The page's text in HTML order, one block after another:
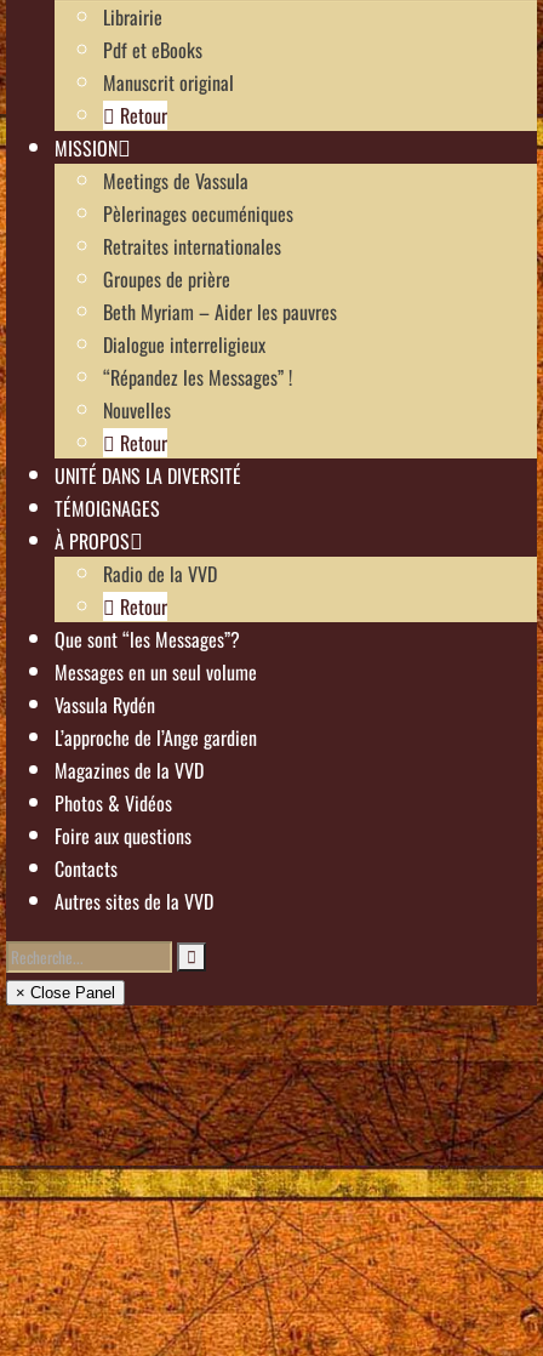
Librairie
Pdf et eBooks
Manuscrit original
Retour
MISSION
Meetings de Vassula
Pèlerinages oecuméniques
Retraites internationales
Groupes de prière
Beth Myriam – Aider les pauvres
Dialogue interreligieux
“Répandez les Messages” !
Nouvelles
Retour
UNITÉ DANS LA DIVERSITÉ
TÉMOIGNAGES
À PROPOS
Radio de la VVD
Retour
Que sont “les Messages”?
Messages en un seul volume
Vassula Rydén
L’approche de l’Ange gardien
Magazines de la VVD
Photos & Vidéos
Foire aux questions
Contacts
Autres sites de la VVD
× Close Panel